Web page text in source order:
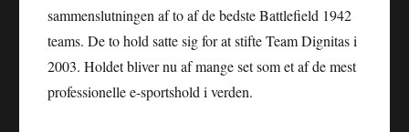
sammenslutningen af to af de bedste Battlefield 1942
teams. De to hold satte sig for at stifte Team Dignitas i
2003. Holdet bliver nu af mange set som et af de mest
professionelle e-sportshold i verden.